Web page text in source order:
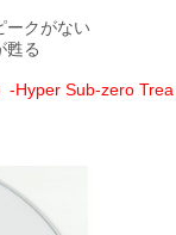
ークがない
甦る
-Hyper Sub-zero Trea